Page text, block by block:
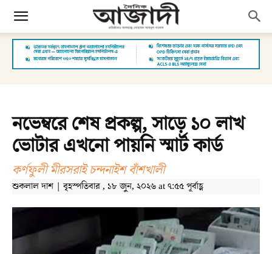
নভেম্বরে শেষ প্রকল্প, সাড়ে ১০ লাখ
ভোটার এখনো পায়নি স্মার্ট কার্ড
কর্ণফুলী মীরসরাই চন্দনাইশ বাঁশখালী
শুকলাল দাশ | বৃহস্পতিবার , ১৮ জুন, ২০২৬ at ৭:৫৫ পূর্বাহ্ণ